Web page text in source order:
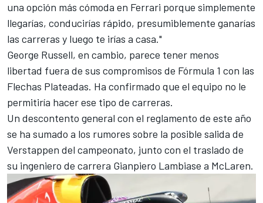
una opción más cómoda en Ferrari porque simplemente
llegarías, conducirías rápido, presumiblemente ganarías
las carreras y luego te irías a casa."
George Russell, en cambio, parece tener menos
libertad fuera de sus compromisos de Fórmula 1 con las
Flechas Plateadas. Ha confirmado que el equipo no le
permitiría hacer ese tipo de carreras.
Un descontento general con el reglamento de este año
se ha sumado a los rumores sobre la posible salida de
Verstappen del campeonato, junto con el traslado de
su ingeniero de carrera Gianpiero Lambiase a McLaren.